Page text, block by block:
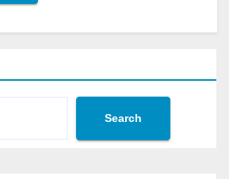
Search